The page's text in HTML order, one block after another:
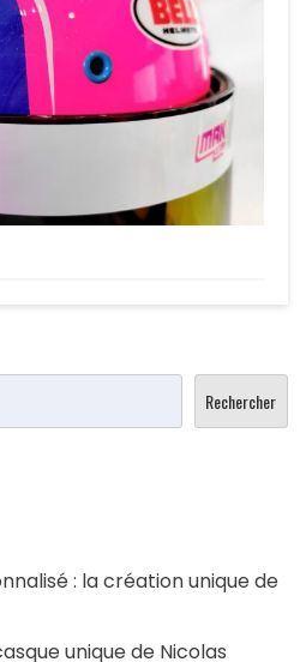
Rechercher
: la création unique de
unique de Nicolas